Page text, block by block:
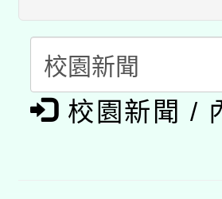
礎課程
A3數位素養
「數位內容
pilot」
有關大陸委
校園新聞 /